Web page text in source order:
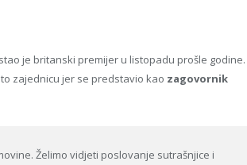
je britanski premijer u listopadu prošle godine.
zajednicu jer se predstavio kao zagovornik
Želimo vidjeti poslovanje sutrašnjice i